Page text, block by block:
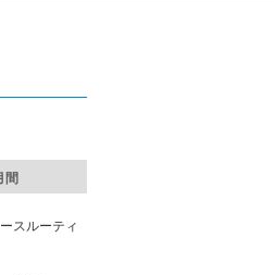
間
スルーティ